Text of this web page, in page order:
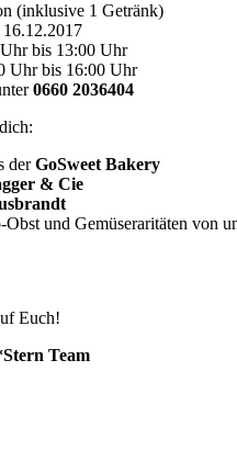
(inklusive 1 Getränk)
16.12.2017
bis 13:00 Uhr
Uhr bis 16:00 Uhr
0660 2036404
derGoSweet Bakery
& Cie
und Gemüseraritäten von
Euch!
Team